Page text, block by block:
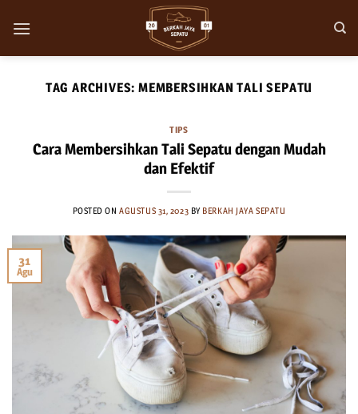
TAG ARCHIVES: MEMBERSIHKAN TALI SEPATU
TIPS
Cara Membersihkan Tali Sepatu dengan Mudah
dan Efektif
POSTED ONAGUSTUS 31, 2023 BY BERKAH JAYA SEPATU
31
Agu